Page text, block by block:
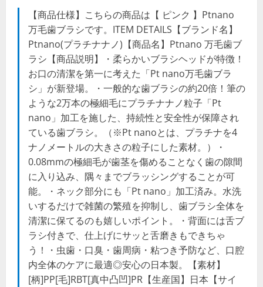
【商品仕様】こちらの商品は【 ピンク 】Ptnano
万毛歯ブラシです。ITEM DETAILS【ブランド名】
Ptnano(プラチナナノ)【商品名】Ptnano 万毛歯ブ
ラシ【商品説明】・柔らかいブラシヘッドが特徴！
お口の清潔を第一に考えた「Pt nano万毛歯ブラ
シ」が新登場。・一般的な歯ブラシの約20倍！筆の
ような2万本の極細毛にプラチナナノ粒子「Pt
nano」加工を施した、持続性と安全性が保障され
ている歯ブラシ。（※Pt nanoとは、プラチナを4
ナノメートルの大きさの粒子にした素材。）・
0.08mmの極細毛が歯茎を傷めることなく歯の隙間
に入り込み、隅々までブラッシングすることが可
能。・ネック部分にも「Pt nano」加工済み。水洗
いするだけで雑菌の繁殖を抑制し、歯ブラシ全体を
清潔に保てるのも嬉しいポイント。・背面には舌ブ
ラシ付きで、仕上げにサッと舌磨きもできちゃ
う！・虫歯・口臭・歯周病・粘つき予防など、口腔
内全体のケアに最適◎安心の日本製。【素材】
[柄]PP[毛]RBT[真中凸凹]PR【生産国】日本【サイ